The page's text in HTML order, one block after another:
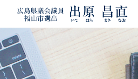
HOME
プロフィール